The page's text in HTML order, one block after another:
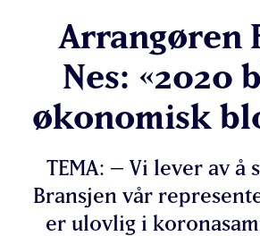
Arrangøren
Nes: «2020
økonomisk
TEMA: – Vi lever av å
Bransjen vår
er ulovlig i